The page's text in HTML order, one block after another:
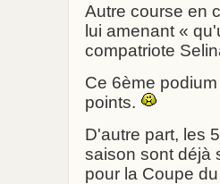
Autre course en
lui amenant «
compatriote
Ce 6ème
points.
D'autre part, les
saison sont déjà
pour la Coupe